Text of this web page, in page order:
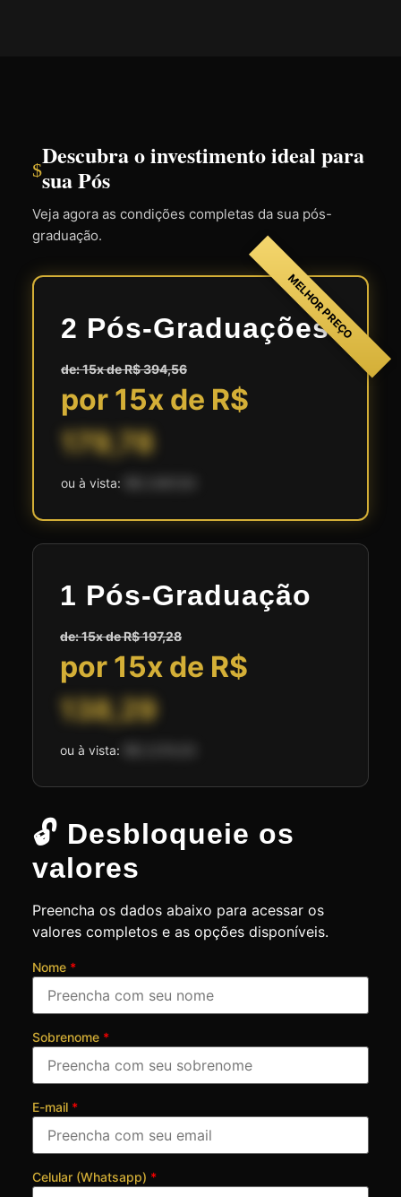
$Descubra o investimento ideal para
sua Pós
Veja agora as condições completas da sua pós-
graduação.
MELHOR PREÇO
2 Pós-Graduações
de: 15x de R$ 394,56
por 15x de R$
179,78
ou à vista:
1 Pós-Graduação
de: 15x de R$ 197,28
por 15x de R$
138,29
ou à vista:
🔓 Desbloqueie os
valores
Preencha os dados abaixo para acessar os
valores completos e as opções disponíveis.
Nome *
Sobrenome *
E-mail *
Celular (Whatsapp) *